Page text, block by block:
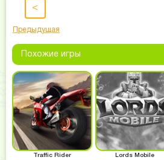
<
Предыдущая
Похожие игры
Traffic Rider Lords Mobile